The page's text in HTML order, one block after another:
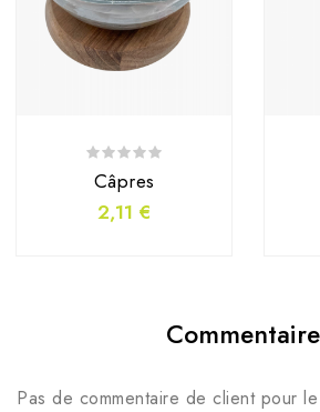
Câpres
2,11 €
Pas de commentaire de client pour